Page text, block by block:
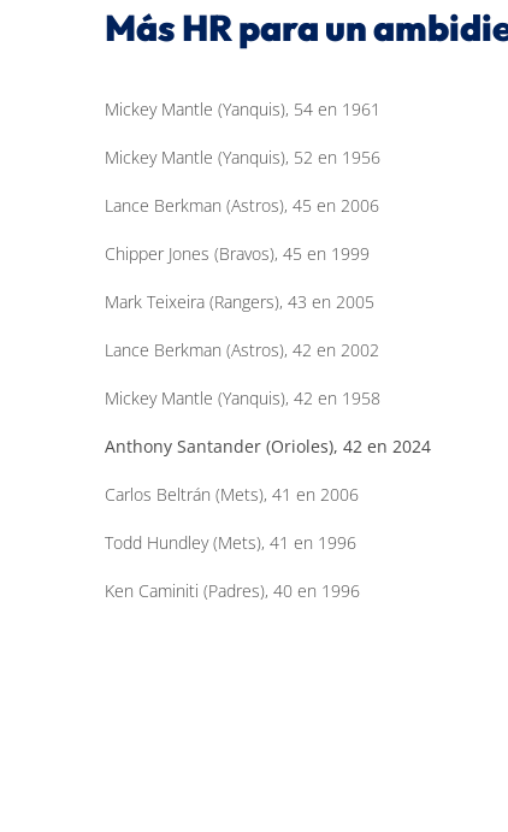
Más HR para un
Mickey Mantle (Yanquis), 54 en 1961
Mickey Mantle (Yanquis), 52 en 1956
Lance Berkman (Astros), 45 en 2006
Chipper Jones (Bravos), 45 en 1999
Mark Teixeira (Rangers), 43 en 2005
Lance Berkman (Astros), 42 en 2002
Mickey Mantle (Yanquis), 42 en 1958
Anthony Santander (Orioles), 42 en 2024
Carlos Beltrán (Mets), 41 en 2006
Todd Hundley (Mets), 41 en 1996
Ken Caminiti (Padres), 40 en 1996